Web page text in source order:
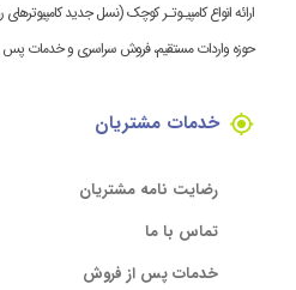
ارائه انواع کامپیـوتـر کوچک (نسل جدید
حوزه واردات مستقیم، فروش سراسری و خدمات پس
خدمات مشتریان
رضایت نامه مشتریان
تماس با ما
خدمات پس از فروش